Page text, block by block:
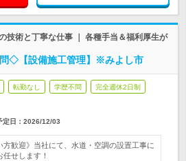
技術と丁寧な仕事 ｜ 各種手当＆福利厚生が
◇【設備施工管理】※みよし市
転勤なし 学歴不問 完全週休2日制
定日： 2026/12/03
方歓迎》当社にて、水道・空調の設置工事に
せします！